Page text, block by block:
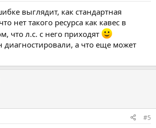
выглядит, как стандартная
нет такого ресурса как кавес в
что л.с. с него приходят
диагностировали, а что еще может
#5